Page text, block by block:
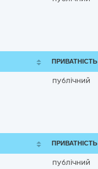
ПРИВАТНІСТЬ
публічний
ПРИВАТНІСТЬ
публічний